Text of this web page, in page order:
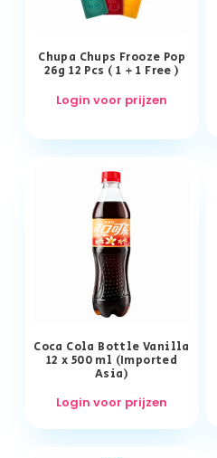
Chupa Chups Frooze Pop
26g 12 Pcs ( 1 + 1 Free )
Login voor prijzen
Coca Cola Bottle Vanilla
12 x 500 ml (Imported
Asia)
Login voor prijzen